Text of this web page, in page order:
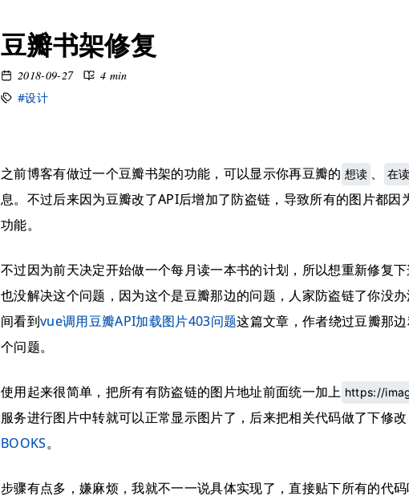
豆瓣书架修复
2018-09-27
4 min
#设计
之前博客有做过一个豆瓣书架的功能，可以显示你再豆瓣的 想读 、 在读
息。不过后来因为豆瓣改了API后增加了防盗链，导致所有的图片都因
功能。
不过因为前天决定开始做一个每月读一本书的计划，所以想重新修复
也没解决这个问题，因为这个是豆瓣那边的问题，人家防盗链了你没
间看到vue调用豆瓣API加载图片403问题这篇文章，作者绕过豆瓣那
个问题。
使用起来很简单，把所有有防盗链的图片地址前面统一加上 https://
服务进行图片中转就可以正常显示图片了，后来把相关代码做了下修
BOOKS。
步骤有点多，嫌麻烦，我就不一一说具体实现了，直接贴下所有的代码